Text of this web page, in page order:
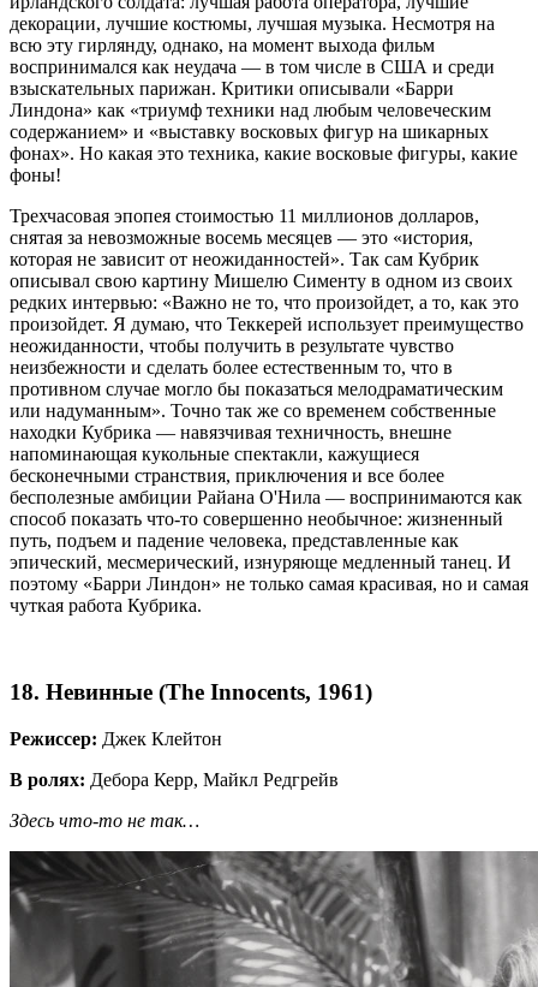
декорации, лучшие костюмы, лучшая музыка. Несмотря на
всю эту гирлянду, однако, на момент выхода фильм
воспринимался как неудача — в том числе в США и среди
взыскательных парижан. Критики описывали «Барри
Линдона» как «триумф техники над любым человеческим
содержанием» и «выставку восковых фигур на шикарных
фонах». Но какая это техника, какие восковые фигуры, какие
фоны!
Трехчасовая эпопея стоимостью 11 миллионов долларов,
снятая за невозможные восемь месяцев — это «история,
которая не зависит от неожиданностей». Так сам Кубрик
описывал свою картину Мишелю Сименту в одном из своих
редких интервью: «Важно не то, что произойдет, а то, как это
произойдет. Я думаю, что Теккерей использует преимущество
неожиданности, чтобы получить в результате чувство
неизбежности и сделать более естественным то, что в
противном случае могло бы показаться мелодраматическим
или надуманным». Точно так же со временем собственные
находки Кубрика — навязчивая техничность, внешне
напоминающая кукольные спектакли, кажущиеся
бесконечными странствия, приключения и все более
бесполезные амбиции Райана О'Нила — воспринимаются как
способ показать что-то совершенно необычное: жизненный
путь, подъем и падение человека, представленные как
эпический, месмерический, изнуряюще медленный танец. И
поэтому «Барри Линдон» не только самая красивая, но и самая
чуткая работа Кубрика.
18. Невинные (The Innocents, 1961)
Режиссер: Джек Клейтон
В ролях: Дебора Керр, Майкл Редгрейв
Здесь что-то не так…